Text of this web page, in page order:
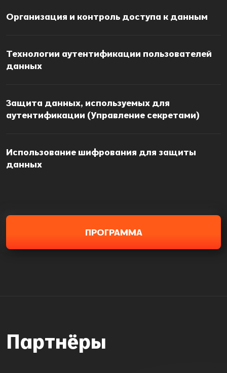
Организация и контроль доступа к данным
Технологии аутентификации пользователей
данных
Защита данных, используемых для
аутентификации (Управление секретами)
Использование шифрования для защиты
данных
ПРОГРАММА
Партнёры